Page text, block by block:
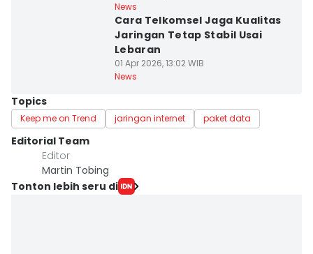
News
Cara Telkomsel Jaga Kualitas
Jaringan Tetap Stabil Usai
Lebaran
01 Apr 2026, 13:02 WIB
News
Topics
Keep me on Trend jaringan internet paket data
Editorial Team
Editor
Martin Tobing
Tonton lebih seru di